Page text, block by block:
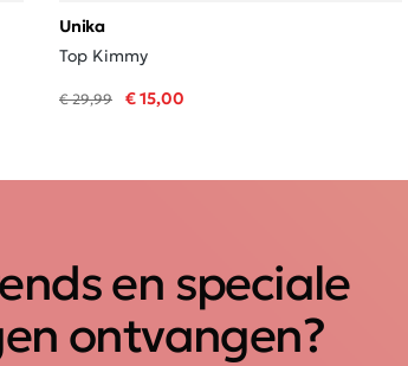
Unika
Top Kimmy
€ 29,99 € 15,00
en speciale
ontvangen?